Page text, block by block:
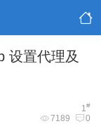
设置代理及
1#
7189 0